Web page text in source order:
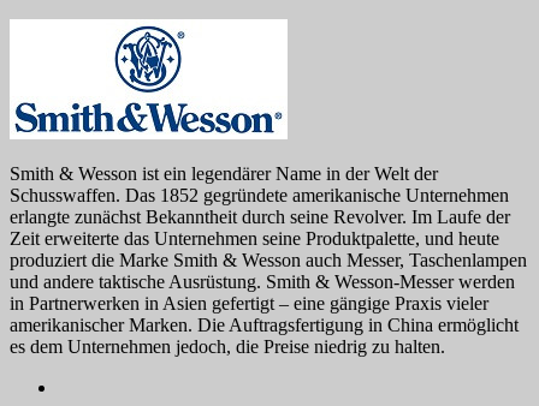
Smith & Wesson ist ein legendärer Name in der Welt der
Schusswaffen. Das 1852 gegründete amerikanische Unternehmen
erlangte zunächst Bekanntheit durch seine Revolver. Im Laufe der
Zeit erweiterte das Unternehmen seine Produktpalette, und heute
produziert die Marke Smith & Wesson auch Messer, Taschenlampen
und andere taktische Ausrüstung. Smith & Wesson-Messer werden
in Partnerwerken in Asien gefertigt – eine gängige Praxis vieler
amerikanischer Marken. Die Auftragsfertigung in China ermöglicht
es dem Unternehmen jedoch, die Preise niedrig zu halten.